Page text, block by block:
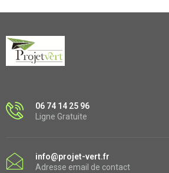
06 74 14 25 96
Ligne Gratuite
info@projet-vert.fr
Adresse email de contact